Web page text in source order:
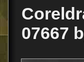
07667